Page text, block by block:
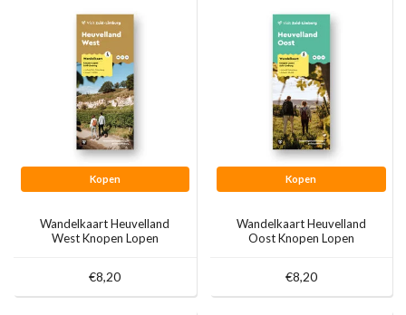
Kopen
Wandelkaart Heuvelland
West Knopen Lopen
€8,20
Kopen
Wandelkaart Heuvelland
Oost Knopen Lopen
€8,20